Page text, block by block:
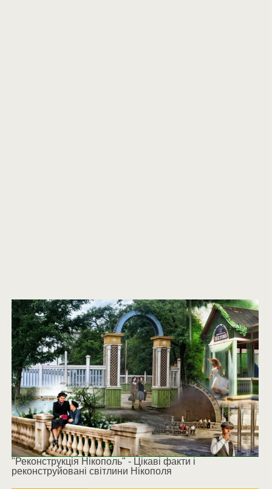
"Реконструкція Нікополь" - Цікаві факти і
реконструйовані світлини Нікополя